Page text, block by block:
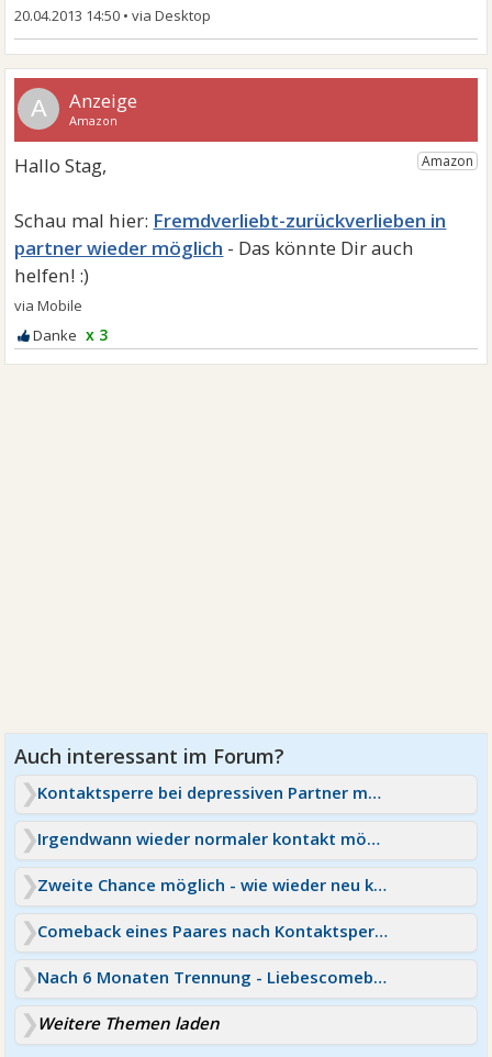
20.04.2013 14:50 •
A
Fremdverliebt-zurückverlieben in
partner wieder möglich
x 3
Kontaktsperre bei depressiven Partner möglich?
Irgendwann wieder normaler kontakt möglich?
Zweite Chance möglich - wie wieder neu kennenlernen?
Comeback eines Paares nach Kontaktsperre möglich?
Nach 6 Monaten Trennung - Liebescomeback möglich?
Weitere Themen laden